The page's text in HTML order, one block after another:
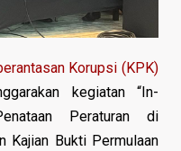
Korupsi (KPK)
kegiatan “In-
Peraturan di
Kajian Bukti Permulaan